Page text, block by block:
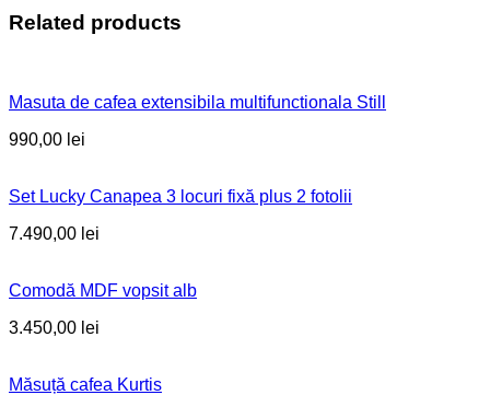
Related products
Masuta de cafea extensibila multifunctionala Still
990,00 lei
Set Lucky Canapea 3 locuri fixă plus 2 fotolii
7.490,00 lei
Comodă MDF vopsit alb
3.450,00 lei
Măsuță cafea Kurtis